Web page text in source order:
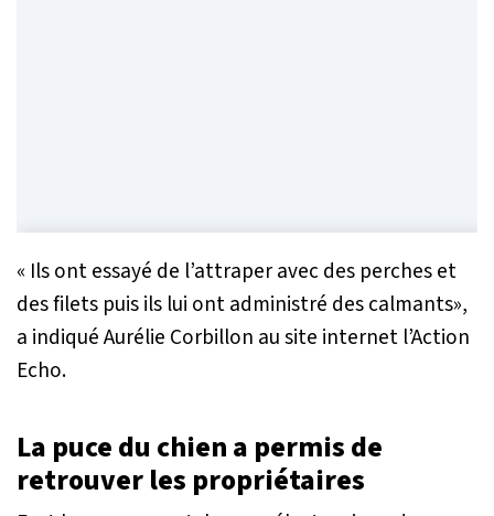
« Ils ont essayé de l’attraper avec des perches et
des filets puis ils lui ont administré des calmants»,
a indiqué Aurélie Corbillon au site internet l’Action
Echo.
La puce du chien a permis de
retrouver les propriétaires